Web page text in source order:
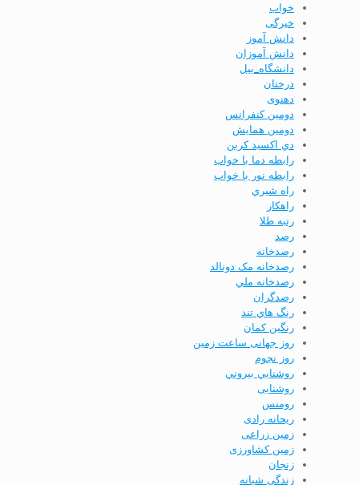
خواب
خیرگی
دانش آموز
دانش آموزان
دانشگاه_ییل
درختان
دهنوی
دومين كنفرانس
دومين همايش
دي اكسيد كربن
رابطه دما با خواب
رابطه نور با خواب
راه شيري
راهكار
رتبه طلا
رصد
رصدخانه
رصدخانه مک دونالد
رصدخانه ملي
رصدگران
رنگ هاي تند
رنگین کمان
روز جهانی ساعت زمین
روز نجوم
روشنايي بيروني
روشنایی
رومنس
ریحانه رادی
زمین زراعی
زمین کشاورزی
زنجان
زندگی شبانه